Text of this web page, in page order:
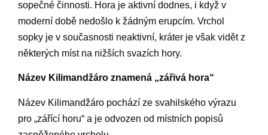
sopečné činnosti. Hora je aktivní dodnes, i když v
moderní době nedošlo k žádným erupcím. Vrchol
sopky je v současnosti neaktivní, kráter je však vidět z
některých míst na nižších svazích hory.
Název Kilimandžáro znamená „zářivá hora“
Název Kilimandžáro pochází ze svahilského výrazu
pro „zářící horu“ a je odvozen od místních popisů